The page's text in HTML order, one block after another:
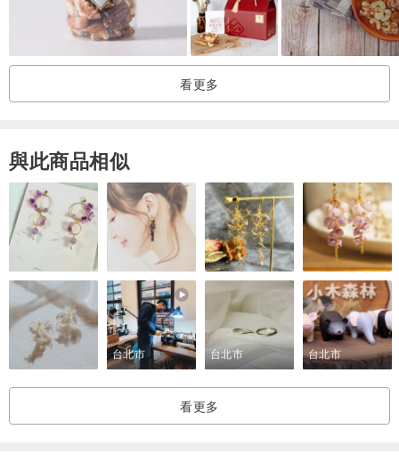
看更多
與此商品相似
台北市 台北市 台北市
看更多